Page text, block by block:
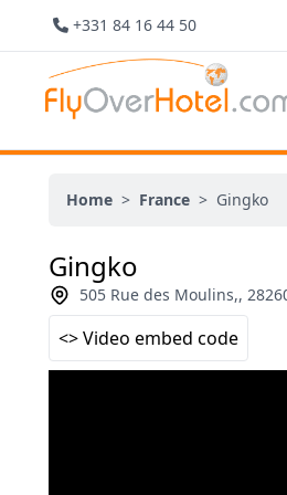
+331 84 16 44 50
Home > France > Gingko
Gingko
505 Rue des Moulins,,
<> Video embed code